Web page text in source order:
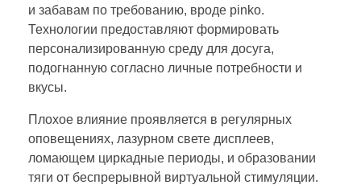
и забавам по требованию, вроде pinko.
Технологии предоставляют формировать
персонализированную среду для досуга,
подогнанную согласно личные потребности и
вкусы.
Плохое влияние проявляется в регулярных
оповещениях, лазурном свете дисплеев,
ломающем циркадные периоды, и образовании
тяги от беспрерывной виртуальной стимуляции.